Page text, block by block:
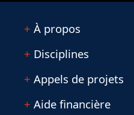
À propos
Disciplines
Appels de projets
Aide financière